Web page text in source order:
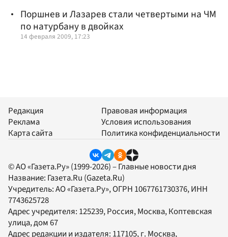
Поршнев и Лазарев стали четвертыми на ЧМ
по натурбану в двойках
14 февраля 2009, 17:23
Редакция
Реклама
Карта сайта
Правовая информация
Условия использования
Политика конфиденциальности
© АО «Газета.Ру» (1999-2026) – Главные новости дня
Название: Газета.Ru (Gazeta.Ru)
Учредитель:АО «Газета.Ру», ОГРН 1067761730376, ИНН
7743625728
Адрес учредителя: 125239, Россия, Москва, Коптевская
улица, дом 67
Адрес редакции и издателя: 117105, г. Москва,